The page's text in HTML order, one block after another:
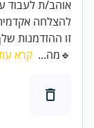
אוהב/ת לעבוד
זו ההזדמנות
🔹מה... קרא